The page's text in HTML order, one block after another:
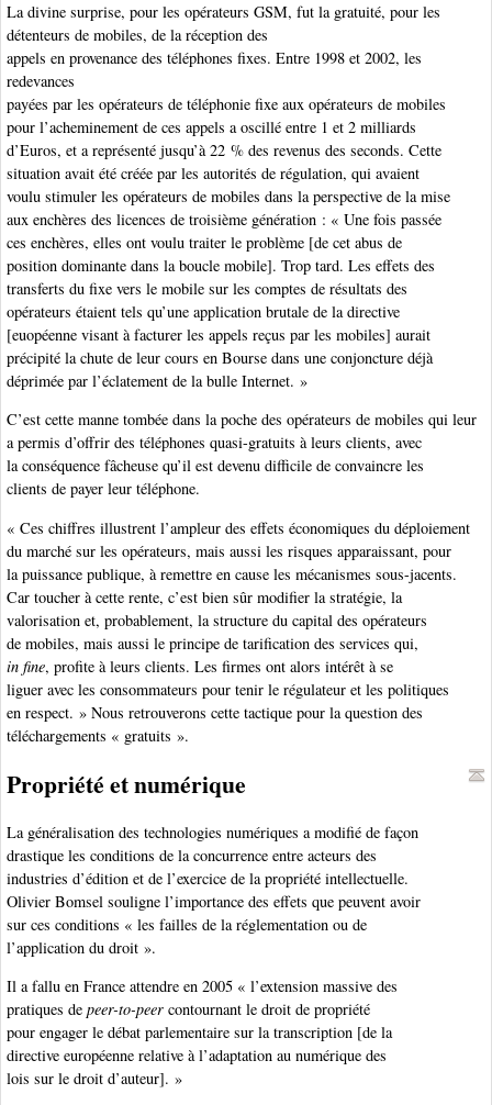
La divine surprise, pour les opérateurs GSM, fut la gratuité, pour les
détenteurs de mobiles, de la réception des
appels en provenance des téléphones fixes. Entre 1998 et 2002, les
redevances
payées par les opérateurs de téléphonie fixe aux opérateurs de mobiles
pour l’acheminement de ces appels a oscillé entre 1 et 2 milliards
d’Euros, et a représenté jusqu’à 22 % des revenus des seconds. Cette
situation avait été créée par les autorités de régulation, qui avaient
voulu stimuler les opérateurs de mobiles dans la perspective de la mise
aux enchères des licences de troisième génération : « Une fois passée
ces enchères, elles ont voulu traiter le problème [de cet abus de
position dominante dans la boucle mobile]. Trop tard. Les effets des
transferts du fixe vers le mobile sur les comptes de résultats des
opérateurs étaient tels qu’une application brutale de la directive
[euopéenne visant à facturer les appels reçus par les mobiles] aurait
précipité la chute de leur cours en Bourse dans une conjoncture déjà
déprimée par l’éclatement de la bulle Internet. »
C’est cette manne tombée dans la poche des opérateurs de mobiles qui leur
a permis d’offrir des téléphones quasi-gratuits à leurs clients, avec
la conséquence fâcheuse qu’il est devenu difficile de convaincre les
clients de payer leur téléphone.
« Ces chiffres illustrent l’ampleur des effets économiques du déploiement
du marché sur les opérateurs, mais aussi les risques apparaissant, pour
la puissance publique, à remettre en cause les mécanismes sous-jacents.
Car toucher à cette rente, c’est bien sûr modifier la stratégie, la
valorisation et, probablement, la structure du capital des opérateurs
de mobiles, mais aussi le principe de tarification des services qui,
in fine, profite à leurs clients. Les firmes ont alors intérêt à se
liguer avec les consommateurs pour tenir le régulateur et les politiques
en respect. » Nous retrouverons cette tactique pour la question des
téléchargements « gratuits ».
Propriété et numérique
La généralisation des technologies numériques a modifié de façon
drastique les conditions de la concurrence entre acteurs des
industries d’édition et de l’exercice de la propriété intellectuelle.
Olivier Bomsel souligne l’importance des effets que peuvent avoir
sur ces conditions « les failles de la réglementation ou de
l’application du droit ».
Il a fallu en France attendre en 2005 « l’extension massive des
pratiques de peer-to-peer contournant le droit de propriété
pour engager le débat parlementaire sur la transcription [de la
directive européenne relative à l’adaptation au numérique des
lois sur le droit d’auteur]. »